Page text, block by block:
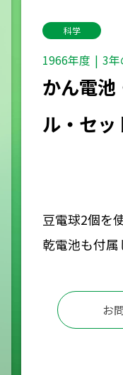
科学
1966年度 3年
かん電池
ル・セッ
豆電球2個を
乾電池も付属
お